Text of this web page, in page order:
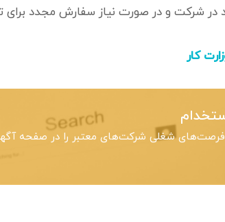
در شرکت و در صورت نیاز سفارش مجدد برای
کار
فرصت‌های شغلی شرکت‌های معتبر را در صفحه